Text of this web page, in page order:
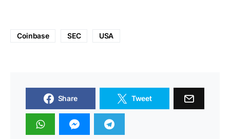
Coinbase SEC USA
Share Tweet